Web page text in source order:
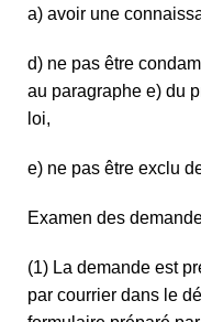
a) avoir une
d) ne pas être
au paragraphe e) du
loi,
e) ne pas être exclu
Examen des
(1) La demande est
par courrier dans le